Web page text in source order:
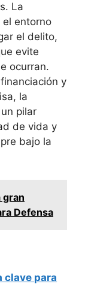
La
el entorno
el delito,
evite
ocurran.
y
la
pilar
de vida y
bajo la
gran
Defensa
clave para